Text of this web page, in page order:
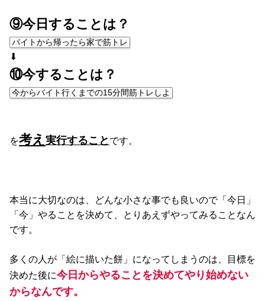
⑨今日することは？
バイトから帰ったら家で筋トレ
⬇
⑩今することは？
今からバイト行くまでの15分間筋トレしよ
を考え 実行すること です。
本当に大切なのは、どんな小さな事でも良いので「今日」
「今」やることを決めて、とりあえずやってみることなん
です。
多くの人が「絵に描いた餅」になってしまうのは、目標を
決めた後に今日からやることを決めてやり始めない
からなんです。